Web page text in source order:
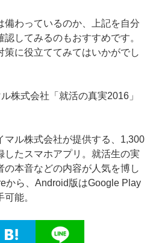
備わっているのか、上記を自分
してみるのもおすすめです。
策に役立ててみてはいかがでし
株式会社「就活の真実2016」
マル株式会社が提供する、1,300
したスマホアプリ。就活生の実
本音などの内容が人気を博し
から、Android版はGoogle Play
能。